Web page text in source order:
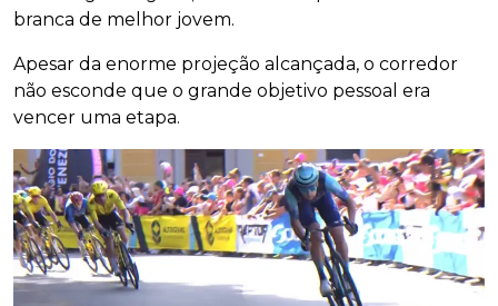
branca de melhor jovem.
Apesar da enorme projeção alcançada, o corredor
não esconde que o grande objetivo pessoal era
vencer uma etapa.